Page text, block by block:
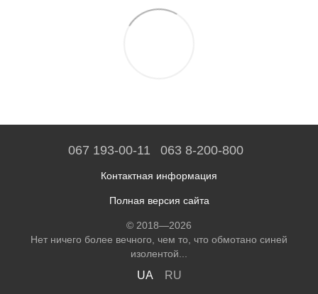
067 193-00-11 063 8-200-800
Контактная информация
Полная версия сайта
© 2018—2026
Нет ничего более вечного, чем то, что обмотано синей
изолентой...
UA RU